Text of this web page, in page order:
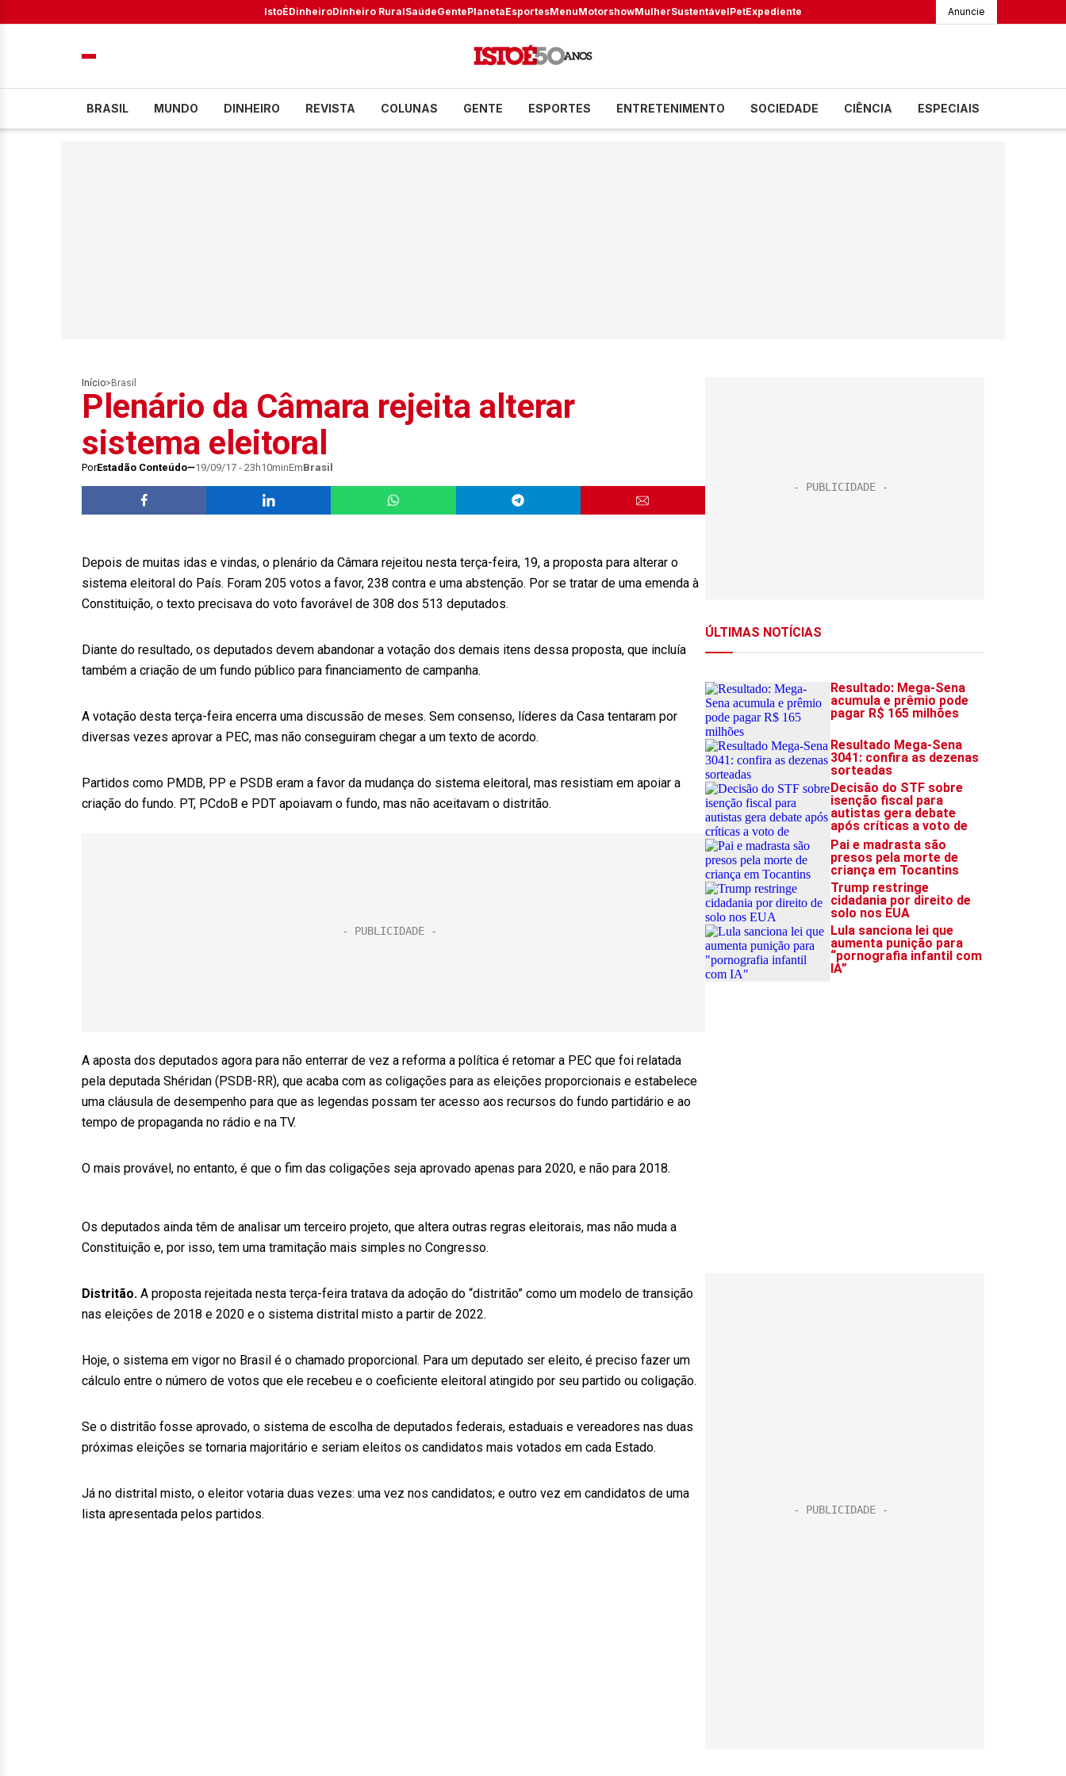
IstoÉDinheiroDinheiro RuralSaúdeGentePlanetaEsportesMenuMotorshowMulherSustentávelPetExpediente Anuncie
BRASIL MUNDO DINHEIRO REVISTA COLUNAS GENTE ESPORTES ENTRETENIMENTO SOCIEDADE CIÊNCIA ESPECIAIS
Início> Brasil
Plenário da Câmara rejeita alterar
sistema eleitoral
PorEstadão Conteúdo 19/09/17 - 23h10minEmBrasil
Depois de muitas idas e vindas, o plenário da Câmara rejeitou nesta terça-feira, 19, a proposta para alterar o
sistema eleitoral do País. Foram 205 votos a favor, 238 contra e uma abstenção. Por se tratar de uma emenda à
Constituição, o texto precisava do voto favorável de 308 dos 513 deputados.
Diante do resultado, os deputados devem abandonar a votação dos demais itens dessa proposta, que incluía
também a criação de um fundo público para financiamento de campanha.
A votação desta terça-feira encerra uma discussão de meses. Sem consenso, líderes da Casa tentaram por
diversas vezes aprovar a PEC, mas não conseguiram chegar a um texto de acordo.
Partidos como PMDB, PP e PSDB eram a favor da mudança do sistema eleitoral, mas resistiam em apoiar a
criação do fundo. PT, PCdoB e PDT apoiavam o fundo, mas não aceitavam o distritão.
A aposta dos deputados agora para não enterrar de vez a reforma a política é retomar a PEC que foi relatada
pela deputada Shéridan (PSDB-RR), que acaba com as coligações para as eleições proporcionais e estabelece
uma cláusula de desempenho para que as legendas possam ter acesso aos recursos do fundo partidário e ao
tempo de propaganda no rádio e na TV.
O mais provável, no entanto, é que o fim das coligações seja aprovado apenas para 2020, e não para 2018.
Os deputados ainda têm de analisar um terceiro projeto, que altera outras regras eleitorais, mas não muda a
Constituição e, por isso, tem uma tramitação mais simples no Congresso.
Distritão. A proposta rejeitada nesta terça-feira tratava da adoção do “distritão” como um modelo de transição
nas eleições de 2018 e 2020 e o sistema distrital misto a partir de 2022.
Hoje, o sistema em vigor no Brasil é o chamado proporcional. Para um deputado ser eleito, é preciso fazer um
cálculo entre o número de votos que ele recebeu e o coeficiente eleitoral atingido por seu partido ou coligação.
Se o distritão fosse aprovado, o sistema de escolha de deputados federais, estaduais e vereadores nas duas
próximas eleições se tornaria majoritário e seriam eleitos os candidatos mais votados em cada Estado.
Já no distrital misto, o eleitor votaria duas vezes: uma vez nos candidatos; e outro vez em candidatos de uma
lista apresentada pelos partidos.